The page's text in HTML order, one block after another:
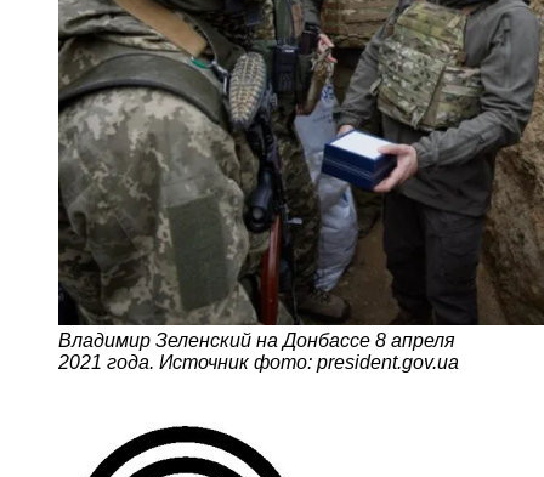
Владимир Зеленский на Донбассе 8 апреля
2021 года. Источник фото: president.gov.ua